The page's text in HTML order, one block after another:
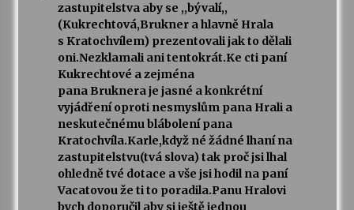
zastupitelstva aby se ,,bývalí,,
(Kukrechtová,Brukner a hlavně Hrala
s Kratochvílem) prezentovali jak to dělali
oni.Nezklamali ani tentokrát.Ke cti paní
Kukrechtové a zejména
pana Bruknera je jasné a konkrétní
vyjádření oproti nesmyslům pana Hrali a
neskutečnému blábolení pana
Kratochvíla.Karle,když né žádné lhaní na
zastupitelstvu(tvá slova) tak proč jsi lhal
ohledně tvé dotace a vše jsi hodil na paní
Vacatovou že ti to poradila.Panu Hralovi
bych doporučil aby si ještě jednou